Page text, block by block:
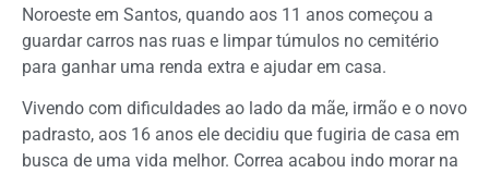
Noroeste em Santos, quando aos 11 anos começou a
guardar carros nas ruas e limpar túmulos no cemitério
para ganhar uma renda extra e ajudar em casa.
Vivendo com dificuldades ao lado da mãe, irmão e o novo
padrasto, aos 16 anos ele decidiu que fugiria de casa em
busca de uma vida melhor. Correa acabou indo morar na